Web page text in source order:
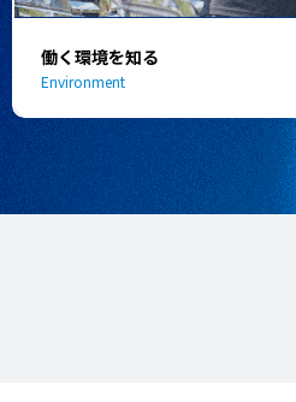
働く環境を知る
Environment